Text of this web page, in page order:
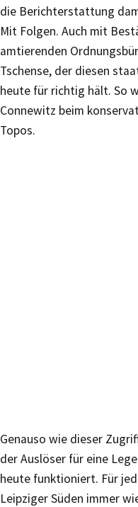
die Berichterstattung
Mit Folgen. Auch mit
amtierenden
Tschense, der diesen
heute für richtig hält. So
Connewitz beim
Topos.
Genauso wie dieser
der Auslöser für eine
heute funktioniert. Für
Leipziger Süden immer